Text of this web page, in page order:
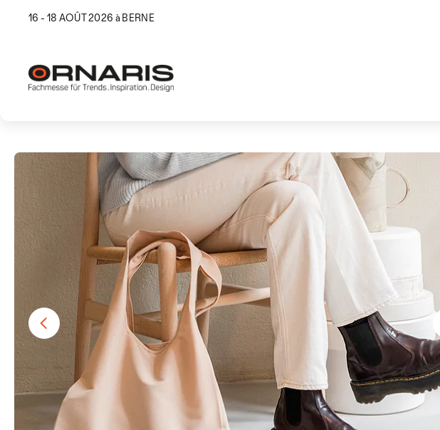
16 - 18 AOÛT 2026 à BERNE